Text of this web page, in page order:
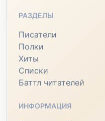
РАЗДЕЛЫ
Писатели
Полки
Хиты
Списки
Баттл читателей
ИНФОРМАЦИЯ